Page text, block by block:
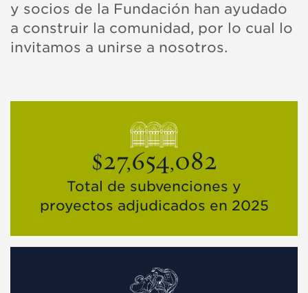
y socios de la Fundación han ayudado
a construir la comunidad, por lo cual lo
invitamos a unirse a nosotros.
$27,654,082
Total de subvenciones y
proyectos adjudicados en 2025